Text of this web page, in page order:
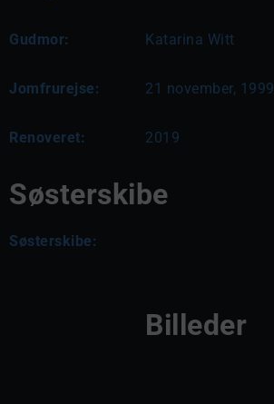
Gudmor: Katarina Witt
Jomfrurejse: 21 november, 1999
Renoveret: 2019
Søsterskibe
Søsterskibe:
Billeder